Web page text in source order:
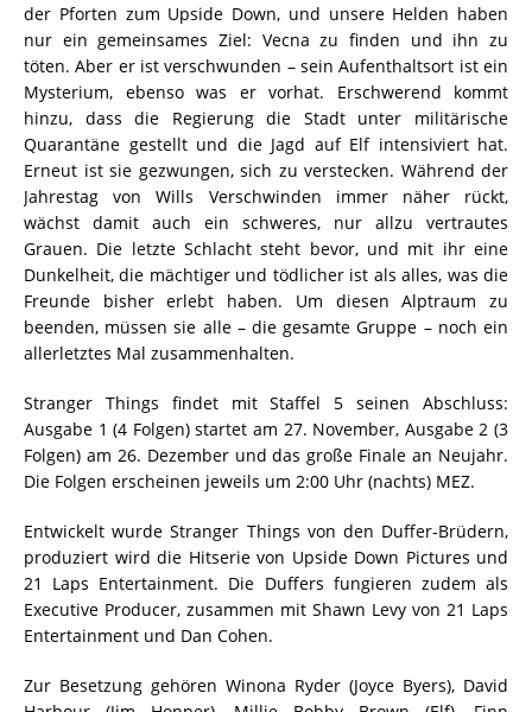
der Pforten zum Upside Down, und unsere Helden haben
nur ein gemeinsames Ziel: Vecna zu finden und ihn zu
töten. Aber er ist verschwunden – sein Aufenthaltsort ist ein
Mysterium, ebenso was er vorhat. Erschwerend kommt
hinzu, dass die Regierung die Stadt unter militärische
Quarantäne gestellt und die Jagd auf Elf intensiviert hat.
Erneut ist sie gezwungen, sich zu verstecken. Während der
Jahrestag von Wills Verschwinden immer näher rückt,
wächst damit auch ein schweres, nur allzu vertrautes
Grauen. Die letzte Schlacht steht bevor, und mit ihr eine
Dunkelheit, die mächtiger und tödlicher ist als alles, was die
Freunde bisher erlebt haben. Um diesen Alptraum zu
beenden, müssen sie alle – die gesamte Gruppe – noch ein
allerletztes Mal zusammenhalten.
Stranger Things findet mit Staffel 5 seinen Abschluss:
Ausgabe 1 (4 Folgen) startet am 27. November, Ausgabe 2 (3
Folgen) am 26. Dezember und das große Finale an Neujahr.
Die Folgen erscheinen jeweils um 2:00 Uhr (nachts) MEZ.
Entwickelt wurde Stranger Things von den Duffer-Brüdern,
produziert wird die Hitserie von Upside Down Pictures und
21 Laps Entertainment. Die Duffers fungieren zudem als
Executive Producer, zusammen mit Shawn Levy von 21 Laps
Entertainment und Dan Cohen.
Zur Besetzung gehören Winona Ryder (Joyce Byers), David